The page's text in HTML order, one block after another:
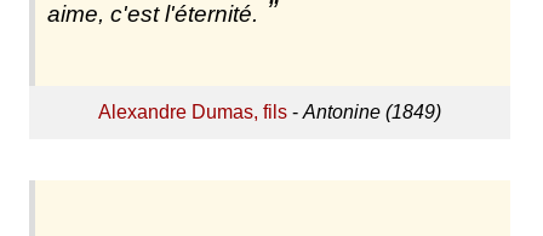
aime, c'est l'éternité.
Alexandre Dumas, fils- Antonine (1849)